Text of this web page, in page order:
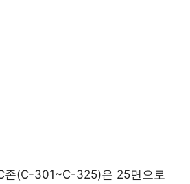
존(C-301~C-325)은 25면으로